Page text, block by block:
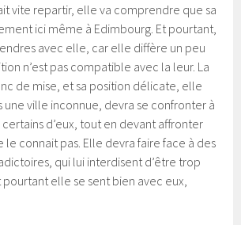
vite repartir, elle va comprendre que sa
ici même à Edimbourg. Et pourtant,
avec elle, car elle diffère un peu
n’est pas compatible avec la leur. La
de mise, et sa position délicate, elle
une ville inconnue, devra se confronter à
d’eux, tout en devant affronter
le connait pas. Elle devra faire face à des
qui lui interdisent d’être trop
pourtant elle se sent bien avec eux,